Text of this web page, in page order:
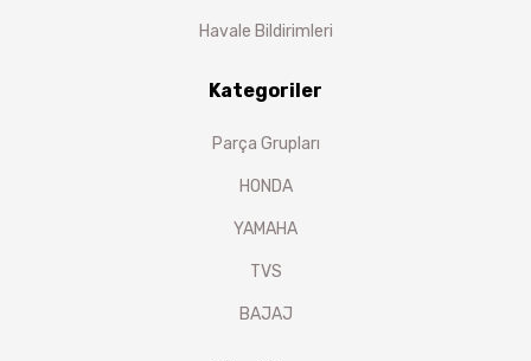
Havale Bildirimleri
Kategoriler
Parça Grupları
HONDA
YAMAHA
TVS
BAJAJ